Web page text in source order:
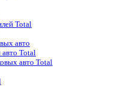
Total
авто
авто Total
авто Total